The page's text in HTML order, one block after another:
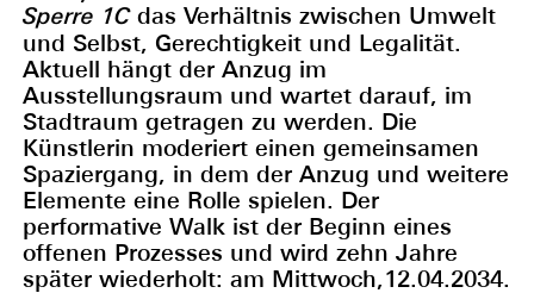
Sperre 1Cdas Verhältnis zwischen Umwelt
und Selbst, Gerechtigkeit und Legalität.
Aktuell hängt der Anzug im
Ausstellungsraum und wartet darauf, im
Stadtraum getragen zu werden. Die
Künstlerin moderiert einen gemeinsamen
Spaziergang, in dem der Anzug und weitere
Elemente eine Rolle spielen. Der
performative Walk ist der Beginn eines
offenen Prozesses und wird zehn Jahre
später wiederholt: am Mittwoch,12.04.2034.